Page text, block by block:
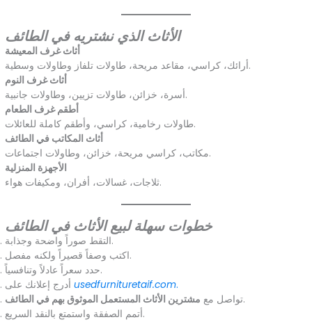
الأثاث الذي نشتريه في الطائف
أثاث غرف المعيشة
أرائك، كراسي، مقاعد مريحة، طاولات تلفاز وطاولات وسطية.
أثاث غرف النوم
أسرة، خزائن، طاولات تزيين، وطاولات جانبية.
أطقم غرف الطعام
طاولات رخامية، كراسي، وأطقم كاملة للعائلات.
أثاث المكاتب في الطائف
مكاتب، كراسي مريحة، خزائن، وطاولات اجتماعات.
الأجهزة المنزلية
ثلاجات، غسالات، أفران، ومكيفات هواء.
خطوات سهلة لبيع الأثاث في الطائف
التقط صوراً واضحة وجذابة.
اكتب وصفاً قصيراً ولكنه مفصل.
حدد سعراً عادلاً وتنافسياً.
أدرج إعلانك علىusedfurnituretaif.com.
تواصل مع مشترين الأثاث المستعمل الموثوق بهم في الطائف
.
أتمم الصفقة واستمتع بالنقد السريع.